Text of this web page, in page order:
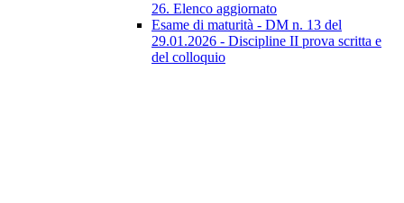
26. Elenco aggiornato
Esame di maturità - DM n. 13 del
29.01.2026 - Discipline II prova scritta e
del colloquio